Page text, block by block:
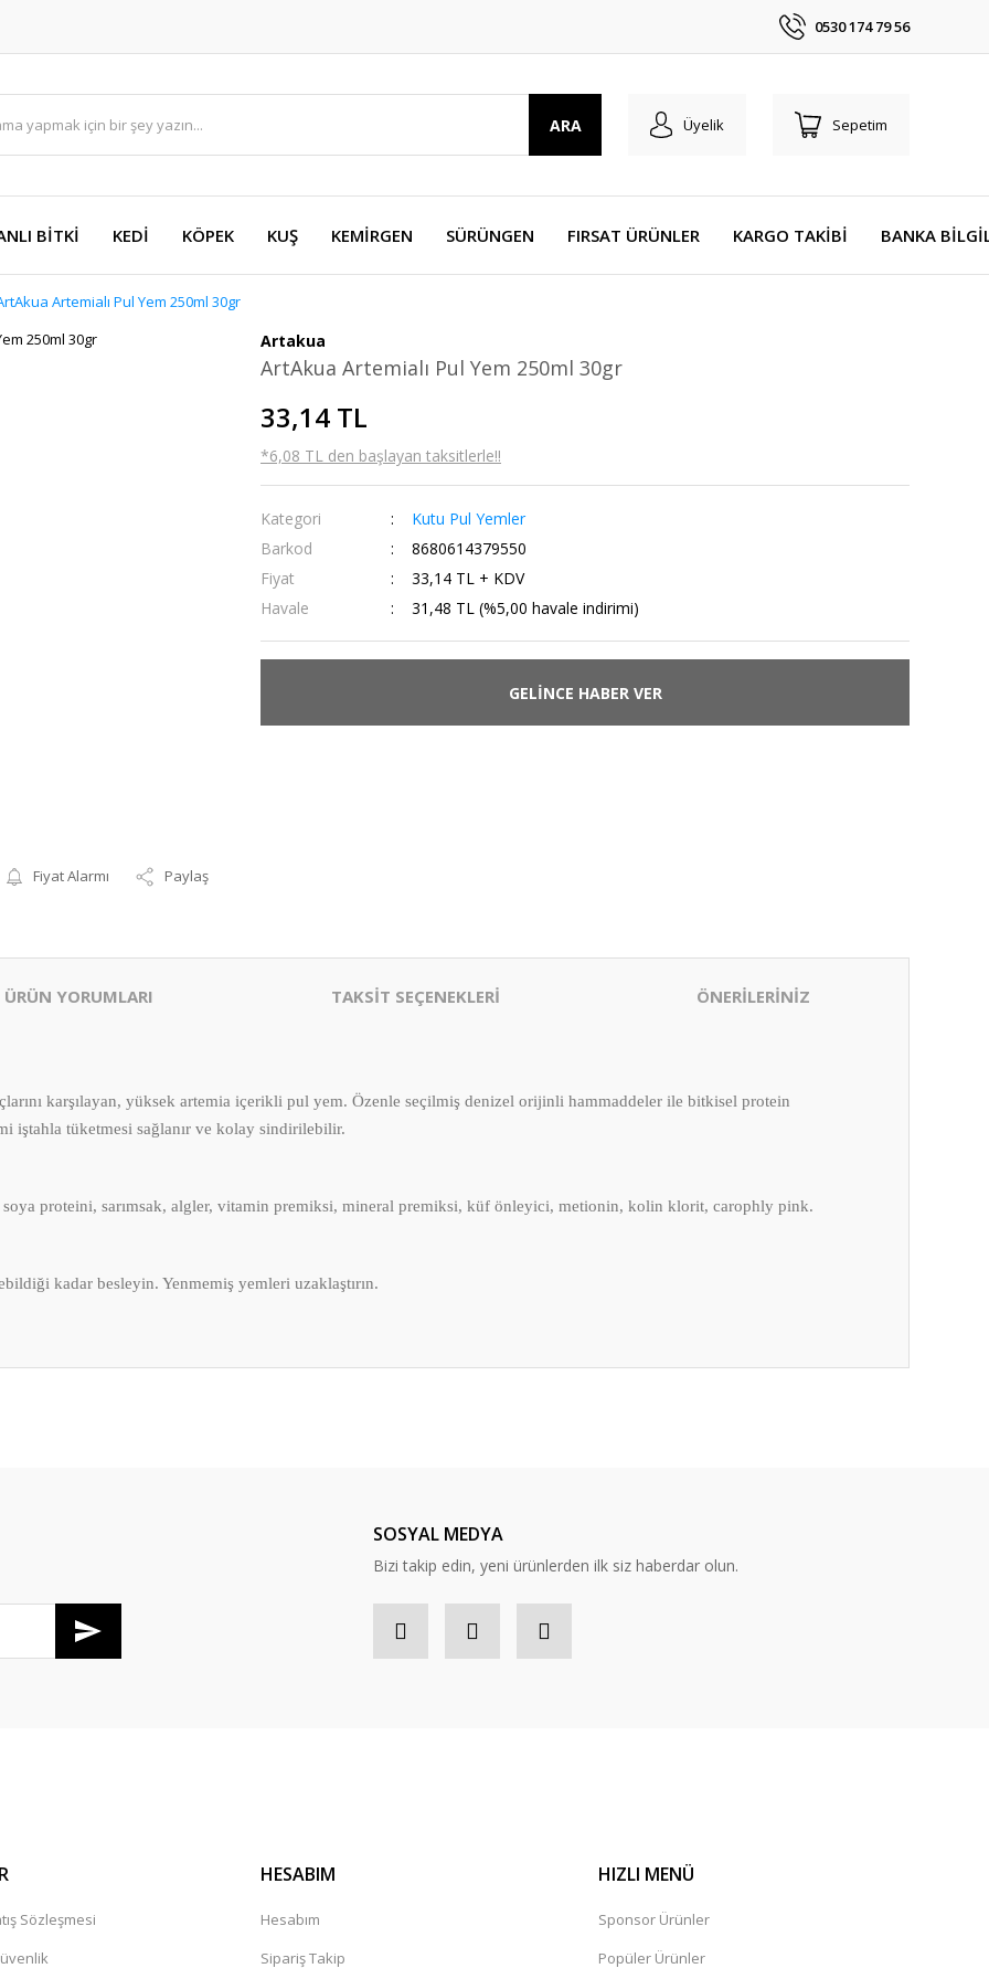
0530 174 79 56
ARA Üyelik Sepetim
BİTKİ KEDİ KÖPEK KUŞ KEMİRGEN SÜRÜNGEN FIRSAT ÜRÜNLER KARGO TAKİBİ BANKA
Artemialı Pul Yem 250ml 30gr
Fiyat Alarmı Paylaş
Artakua
ArtAkua Artemialı Pul Yem 250ml 30gr
33,14 TL
*6,08 TL den başlayan taksitlerle!!
Kategori
Kutu Pul Yemler
Barkod
8680614379550
Fiyat
33,14 TL + KDV
Havale
31,48 TL (%5,00 havale indirimi)
GELİNCE HABER VER
ÜRÜN YORUMLARI TAKSİT SEÇENEKLERİ ÖNERİLERİNİZ
karşılayan, yüksek artemia içerikli pul yem. Özenle seçilmiş denizel orijinli hammaddeler ile bitkisel protein
iştahla tüketmesi sağlanır ve kolay sindirilebilir.
proteini, sarımsak, algler, vitamin premiksi, mineral premiksi, küf önleyici, metionin, kolin klorit, carophly pink.
kadar besleyin. Yenmemiş yemleri uzaklaştırın.
SOSYAL MEDYA
Bizi takip edin, yeni ürünlerden ilk siz haberdar olun.
Sözleşmesi
HESABIM
Hesabım
Sipariş Takip
HIZLI MENÜ
Sponsor Ürünler
Popüler Ürünler